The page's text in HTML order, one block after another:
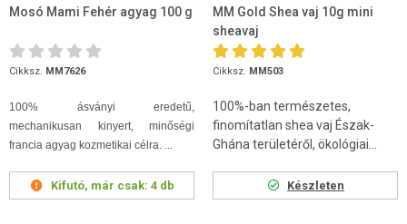
Mosó Mami Fehér agyag 100 g
Cikksz. MM7626
100% ásványi eredetű,
mechanikusan kinyert, minőségi
francia agyag kozmetikai célra. ...
Kifutó, már csak: 4 db
MM Gold Shea vaj 10g mini
sheavaj
Cikksz. MM503
100%-ban természetes,
finomítatlan shea vaj Észak-
Ghána területéről, ökológiai...
Készleten